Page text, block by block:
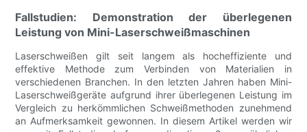
Fallstudien: Demonstration der überlegenen
Leistung von Mini-Laserschweißmaschinen
Laserschweißen gilt seit langem als hocheffiziente und
effektive Methode zum Verbinden von Materialien in
verschiedenen Branchen. In den letzten Jahren haben Mini-
Laserschweißgeräte aufgrund ihrer überlegenen Leistung im
Vergleich zu herkömmlichen Schweißmethoden zunehmend
an Aufmerksamkeit gewonnen. In diesem Artikel werden wir